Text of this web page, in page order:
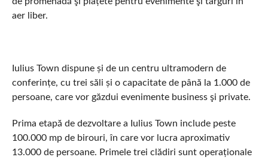
aer liber.
Iulius Town dispune și de un centru ultramodern de
conferințe, cu trei săli și o capacitate de până la 1.000 de
persoane, care vor găzdui evenimente business şi private.
Prima etapă de dezvoltare a Iulius Town include peste
100.000 mp de birouri, în care vor lucra aproximativ
13.000 de persoane. Primele trei clădiri sunt operaționale